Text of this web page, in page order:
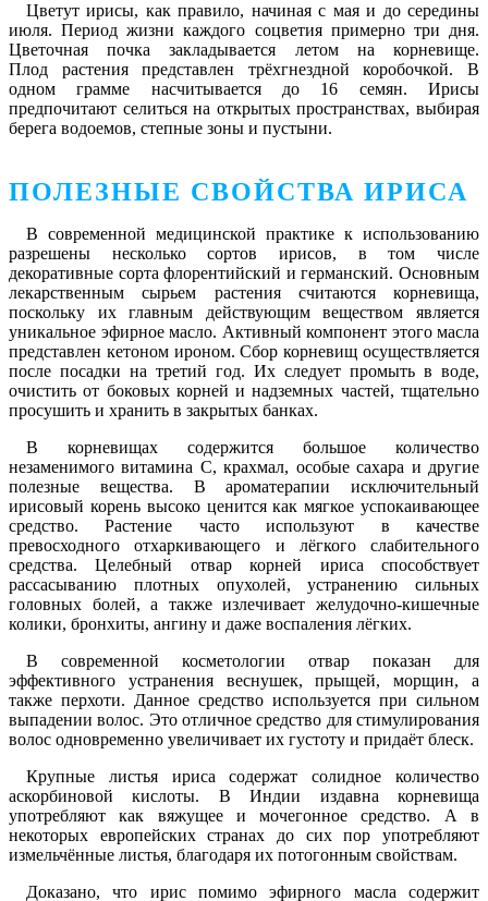
Цветут ирисы, как правило, начиная с мая и до середины
июля. Период жизни каждого соцветия примерно три дня.
Цветочная почка закладывается летом на корневище.
Плод растения представлен трёхгнездной коробочкой. В
одном грамме насчитывается до 16 семян. Ирисы
предпочитают селиться на открытых пространствах, выбирая
берега водоемов, степные зоны и пустыни.
ПОЛЕЗНЫЕ СВОЙСТВА ИРИСА
В современной медицинской практике к использованию
разрешены несколько сортов ирисов, в том числе
декоративные сорта флорентийский и германский. Основным
лекарственным сырьем растения считаются корневища,
поскольку их главным действующим веществом является
уникальное эфирное масло. Активный компонент этого масла
представлен кетоном ироном. Сбор корневищ осуществляется
после посадки на третий год. Их следует промыть в воде,
очистить от боковых корней и надземных частей, тщательно
просушить и хранить в закрытых банках.
В корневищах содержится большое количество
незаменимого витамина С, крахмал, особые сахара и другие
полезные вещества. В ароматерапии исключительный
ирисовый корень высоко ценится как мягкое успокаивающее
средство. Растение часто используют в качестве
превосходного отхаркивающего и лёгкого слабительного
средства. Целебный отвар корней ириса способствует
рассасыванию плотных опухолей, устранению сильных
головных болей, а также излечивает желудочно-кишечные
колики, бронхиты, ангину и даже воспаления лёгких.
В современной косметологии отвар показан для
эффективного устранения веснушек, прыщей, морщин, а
также перхоти. Данное средство используется при сильном
выпадении волос. Это отличное средство для стимулирования
волос одновременно увеличивает их густоту и придаёт блеск.
Крупные листья ириса содержат солидное количество
аскорбиновой кислоты. В Индии издавна корневища
употребляют как вяжущее и мочегонное средство. А в
некоторых европейских странах до сих пор употребляют
измельчённые листья, благодаря их потогонным свойствам.
Доказано, что ирис помимо эфирного масла содержит